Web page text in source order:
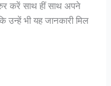
करें साथ हीं साथ अपने
भी यह जानकारी मिल